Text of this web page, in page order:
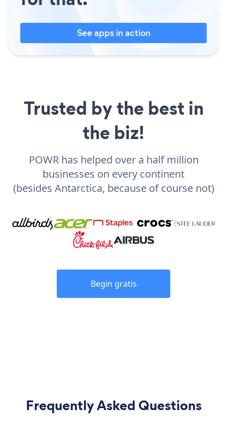
See apps in action
Trusted by the best in
the biz!
POWR has helped over a half million
businesses on every continent
(besides Antarctica, because of course not)
Begin gratis
Frequently Asked Questions